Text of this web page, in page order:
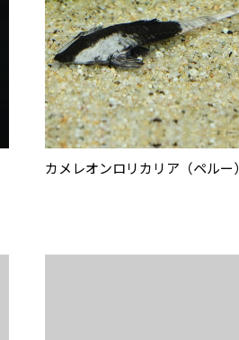
カメレオンロリカリア（ペルー）